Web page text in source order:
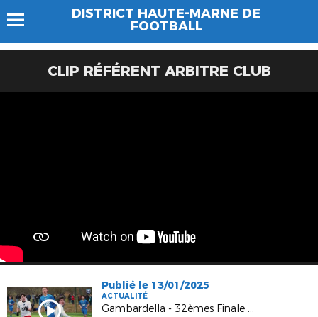
DISTRICT HAUTE-MARNE DE
FOOTBALL
CLIP RÉFÉRENT ARBITRE CLUB
Publié le 13/01/2025
ACTUALITÉ
Gambardella - 32èmes Finale - Sud haut-marnais / Belfrot